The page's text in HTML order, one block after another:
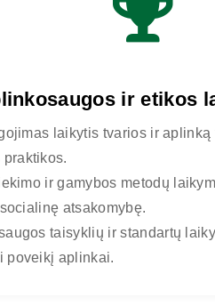
IR ATITIKTIS
ir etikos
laikytis tvarios ir aplinką
ir gamybos metodų
atsakomybę.
taisyklių ir standartų
poveikį aplinkai.